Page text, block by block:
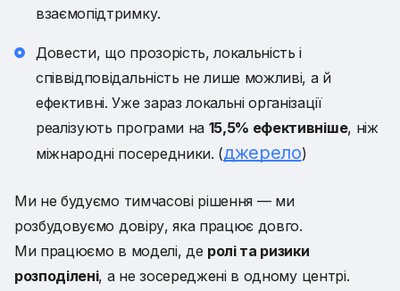
взаємопідтримку.
Довести, що прозорість, локальність і
співвідповідальність не лише можливі, а й
ефективні. Уже зараз локальні організації
реалізують програми на 15,5% ефективніше, ніж
міжнародні посередники. (джерело)
Ми не будуємо тимчасові рішення — ми
розбудовуємо довіру, яка працює довго.
Ми працюємо в моделі, де ролі та ризики
розподілені, а не зосереджені в одному центрі.